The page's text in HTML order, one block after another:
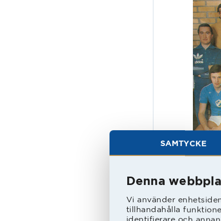
SAMTYCKE
Denna
Vi använder
tillhandahålla
identifierare och
På de
men